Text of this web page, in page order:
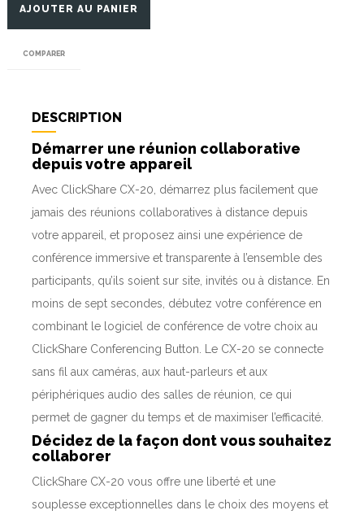
AJOUTER AU PANIER
COMPARER
DESCRIPTION
Démarrer une réunion collaborative
depuis votre appareil
Avec ClickShare CX-20, démarrez plus facilement que
jamais des réunions collaboratives à distance depuis
votre appareil, et proposez ainsi une expérience de
conférence immersive et transparente à l’ensemble des
participants, qu’ils soient sur site, invités ou à distance. En
moins de sept secondes, débutez votre conférence en
combinant le logiciel de conférence de votre choix au
ClickShare Conferencing Button. Le CX-20 se connecte
sans fil aux caméras, aux haut-parleurs et aux
périphériques audio des salles de réunion, ce qui
permet de gagner du temps et de maximiser l’efficacité.
Décidez de la façon dont vous souhaitez
collaborer
ClickShare CX-20 vous offre une liberté et une
souplesse exceptionnelles dans le choix des moyens et